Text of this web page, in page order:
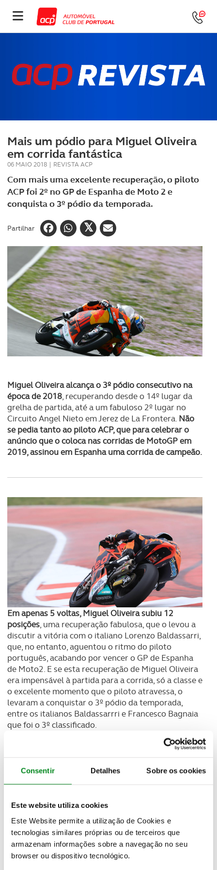
Consentir Detalhes Sobre os cookies
Este website utiliza cookies
Este Website permite a utilização de Cookies e
tecnologias similares próprias ou de terceiros que
armazenam informações sobre a navegação no seu
browser ou dispositivo tecnológico.
Mais um pódio para Miguel Oliveira
em corrida fantástica
06 MAIO 2018 | REVISTA ACP
Com mais uma excelente recuperação, o piloto
ACP foi 2º no GP de Espanha de Moto 2 e
conquista o 3º pódio da temporada.
Partilhar
Miguel Oliveira alcança o 3º pódio consecutivo na
época de 2018, recuperando desde o 14º lugar da
grelha de partida, até a um fabuloso 2º lugar no
Circuito Angel Nieto em Jerez de La Frontera. Não
se pedia tanto ao piloto ACP, que para celebrar o
anúncio que o coloca nas corridas de MotoGP em
2019, assinou em Espanha uma corrida de campeão.
Em apenas 5 voltas, Miguel Oliveira subiu 12
posições, uma recuperação fabulosa, que o levou a
discutir a vitória com o italiano Lorenzo Baldassarri,
que, no entanto, aguentou o ritmo do piloto
português, acabando por vencer o GP de Espanha
de Moto2. E se esta recuperação de Miguel Oliveira
era impensável à partida para a corrida, só a classe e
o excelente momento que o piloto atravessa, o
levaram a conquistar o 3º pódio da temporada,
entre os italianos Baldassarrri e Francesco Bagnaia
que foi o 3º classificado.